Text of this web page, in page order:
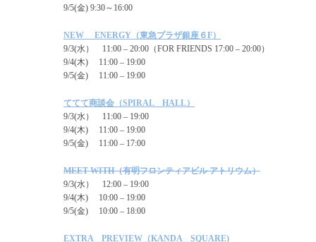
9/5(金) 9:30～16:00
NEW ENERGY（東急プラザ銀座６F）
9/3(水） 11:00 – 20:00（FOR FRIENDS 17:00 – 20:00）
9/4(木) 11:00 – 19:00
9/5(金) 11:00 – 19:00
ててて商談会（SPIRAL HALL）
9/3(水） 11:00 – 19:00
9/4(木) 11:00 – 19:00
9/5(金) 11:00 – 17:00
MEET WITH（有明フロンティアビル アトリウム）
9/3(水） 12:00 – 19:00
9/4(木) 10:00 – 19:00
9/5(金) 10:00 – 18:00
EXTRA PREVIEW（KANDA SQUARE)